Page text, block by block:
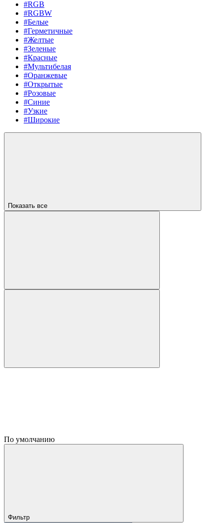
#RGB
#RGBW
#Белые
#Герметичные
#Желтые
#Зеленые
#Красные
#Мультибелая
#Оранжевые
#Открытые
#Розовые
#Синие
#Узкие
#Широкие
Показать все
По умолчанию
Фильтр